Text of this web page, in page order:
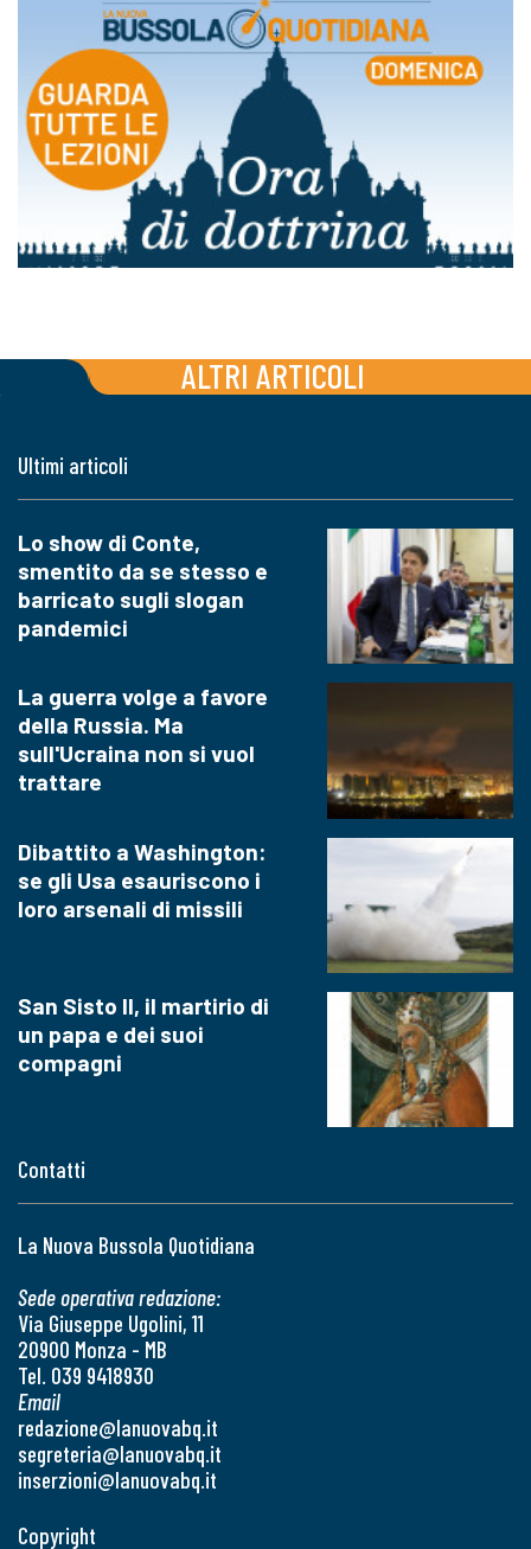
ALTRI ARTICOLI
Contatti
La Nuova Bussola Quotidiana
Sede operativa redazione:
Via Giuseppe Ugolini, 11
20900 Monza - MB
Tel. 039 9418930
Email
redazione@lanuovabq.it
segreteria@lanuovabq.it
inserzioni@lanuovabq.it
Ultimi articoli
Lo show di Conte,
smentito da se stesso e
barricato sugli slogan
pandemici
La guerra volge a favore
della Russia. Ma
sull'Ucraina non si vuol
trattare
Dibattito a Washington:
se gli Usa esauriscono i
loro arsenali di missili
San Sisto II, il martirio di
un papa e dei suoi
compagni
Copyright